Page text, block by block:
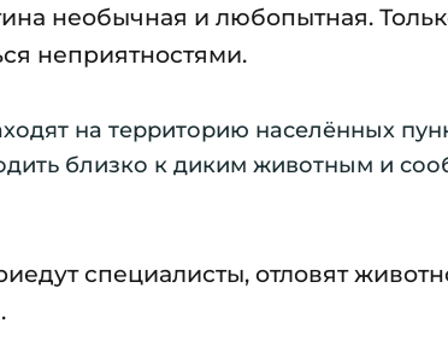
необычная и любопытная.
неприятностями.
на территорию населённых
близко к диким животным и
специалисты, отловят